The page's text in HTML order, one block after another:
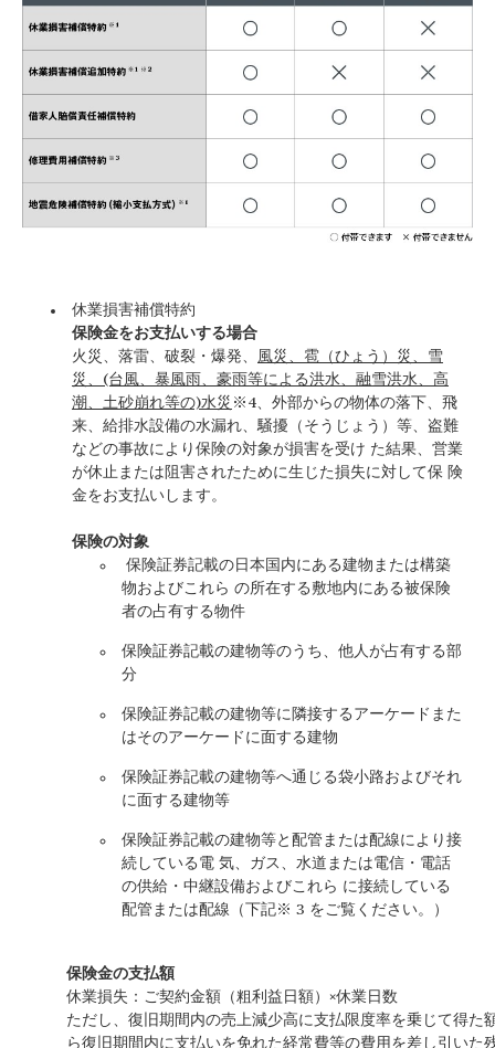
休業損害補償特約
保険金をお支払いする場合
火災、落雷、破裂・爆発、 風災、雹（ひょう）災、雪
災、(台風、暴風雨、豪雨等による洪水、融雪洪水、高
潮、土砂崩れ等の)水災 ※4、外部からの物体の落下、飛
来、給排水設備の水漏れ、騒擾（そうじょう）等、盗難
などの事故により保険の対象が損害を受け た結果、営業
が休止または阻害されたために生じた損失に対して保 険
金をお支払いします。
保険の対象
保険証券記載の日本国内にある建物または構築
物およびこれら の所在する敷地内にある被保険
者の占有する物件
保険証券記載の建物等のうち、他人が占有する部
分
保険証券記載の建物等に隣接するアーケードまた
はそのアーケードに面する建物
保険証券記載の建物等へ通じる袋小路およびそれ
に面する建物等
保険証券記載の建物等と配管または配線により接
続している電 気、ガス、水道または電信・電話
の供給・中継設備およびこれら に接続している
配管または配線（下記※ 3 をご覧ください。）
保険金の支払額
休業損失：ご契約金額（粗利益日額）×休業日数
ただし、復旧期間内の売上減少高に支払限度率を乗じて得た
ら復旧期間内に支払いを免れた経常費等の費用を差し引いた